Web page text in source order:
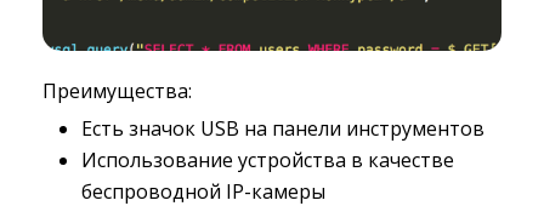
Преимущества:
Есть значок USB на панели инструментов
Использование устройства в качестве
беспроводной IP-камеры